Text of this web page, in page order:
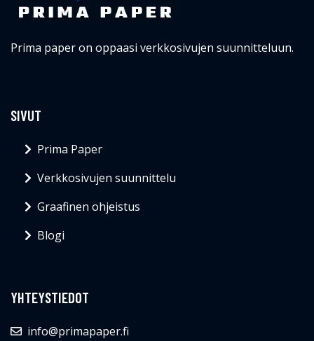
Prima paper on oppaasi verkkosivujen suunnitteluun.
SIVUT
Prima Paper
Verkkosivujen suunnittelu
Graafinen ohjeistus
Blogi
YHTEYSTIEDOT
info@primapaper.fi